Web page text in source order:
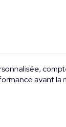
avant la